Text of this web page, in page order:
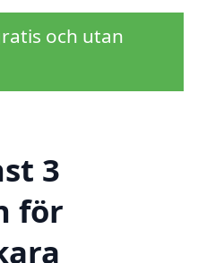
och utan
3
för